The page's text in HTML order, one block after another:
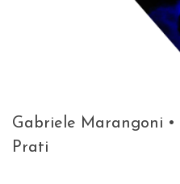
Gabriele Marangoni
Prati